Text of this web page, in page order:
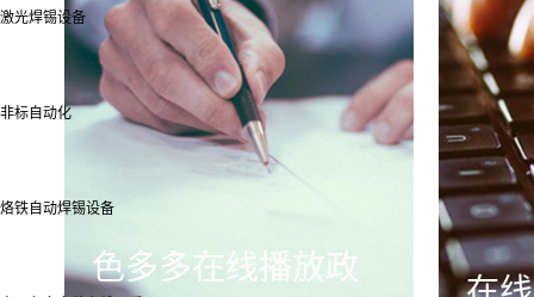
激光焊锡设备
非标自动化
烙铁自动焊锡设备
色多多在线播放政